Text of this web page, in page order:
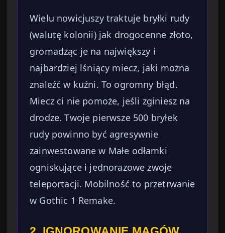
Wielu nowicjuszy traktuje bryłki rudy
(walutę kolonii) jak drogocenne złoto,
gromadząc je na największy i
najbardziej lśniący miecz, jaki można
znaleźć w kuźni. To ogromny błąd.
Miecz ci nie pomoże, jeśli zginiesz na
drodze. Twoje pierwsze 500 bryłek
rudy powinno być agresywnie
zainwestowane w Małe odłamki
ogniskujące i jednorazowe zwoje
teleportacji. Mobilność to przetrwanie
w Gothic 1 Remake.